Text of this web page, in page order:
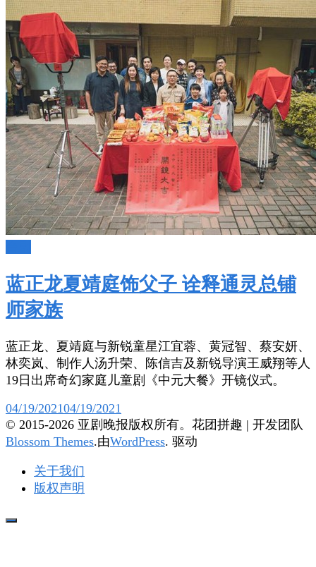
蓝正龙夏靖庭饰父子 诠释通灵总铺
师家族
蓝正龙、夏靖庭与新锐童星江宜蓉、黄冠智、蔡安妍、
林奕岚、制作人汤升荣、陈信吉及新锐导演王威翔等人
19日出席奇幻家庭儿童剧《中元大餐》开镜仪式。
04/19/202104/19/2021
© 2015-2026 亚剧晚报版权所有。 花团拼趣 | 开发团队
Blossom Themes.由WordPress. 驱动
关于我们
版权声明